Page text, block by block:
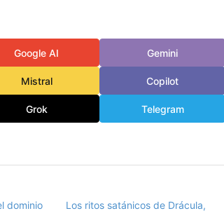
Google AI Gemini
Mistral Copilot
Grok Telegram
dominio
Los ritos satánicos de Drácula,